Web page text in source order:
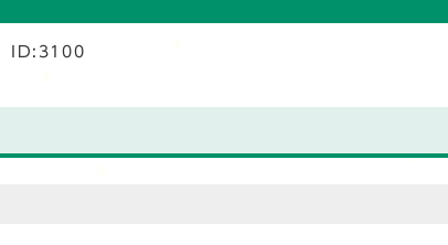
ID:3100